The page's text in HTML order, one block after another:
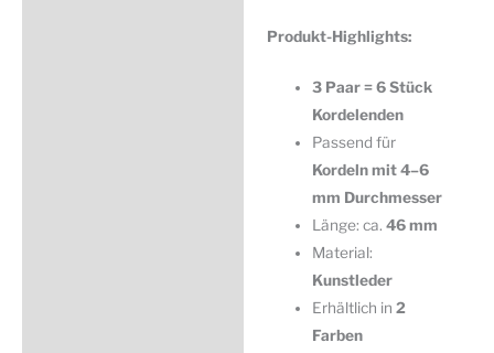
Produkt-Highlights:
3 Paar = 6 Stück
Kordelenden
Passend für
Kordeln mit 4–6
mm Durchmesser
Länge: ca. 46 mm
Material:
Kunstleder
Erhältlich in 2
Farben